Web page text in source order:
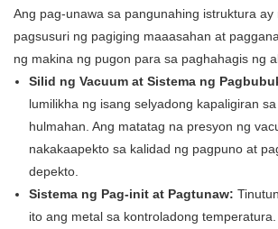
Ang pag-unawa sa pangunahing istruktura ay
pagsusuri ng pagiging maaasahan at
ng makina ng pugon para sa paghahagis ng
Silid ng Vacuum at Sistema ng
lumilikha ng isang selyadong kapaligiran
hulmahan. Ang matatag na presyon ng
nakakaapekto sa kalidad ng pagpuno at
depekto.
Sistema ng Pag-init at Pagtunaw:
ito ang metal sa kontroladong